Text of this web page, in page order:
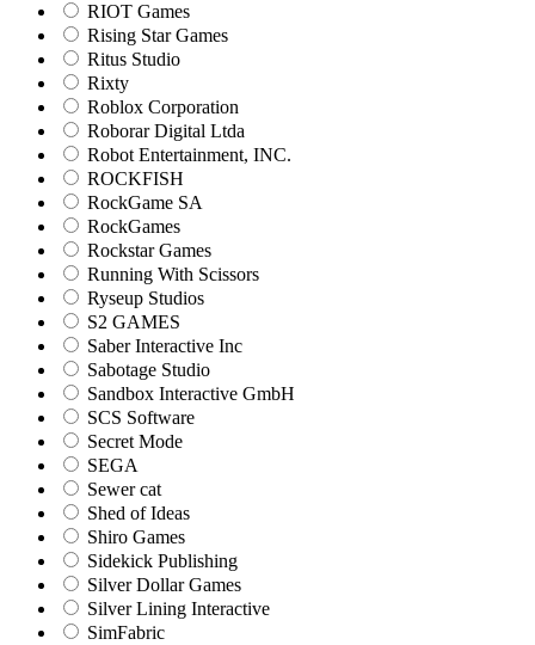
RIOT Games
Rising Star Games
Ritus Studio
Rixty
Roblox Corporation
Roborar Digital Ltda
Robot Entertainment, INC.
ROCKFISH
RockGame SA
RockGames
Rockstar Games
Running With Scissors
Ryseup Studios
S2 GAMES
Saber Interactive Inc
Sabotage Studio
Sandbox Interactive GmbH
SCS Software
Secret Mode
SEGA
Sewer cat
Shed of Ideas
Shiro Games
Sidekick Publishing
Silver Dollar Games
Silver Lining Interactive
SimFabric